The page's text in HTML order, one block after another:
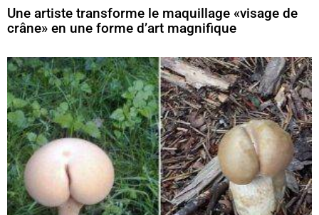
Une artiste transforme le maquillage «visage de
crâne» en une forme d’art magnifique